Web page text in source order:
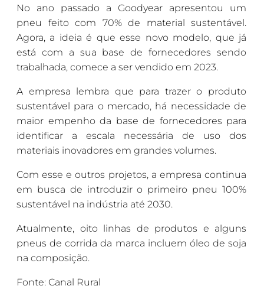
No ano passado a Goodyear apresentou um
pneu feito com 70% de material sustentável.
Agora, a ideia é que esse novo modelo, que já
está com a sua base de fornecedores sendo
trabalhada, comece a ser vendido em 2023.
A empresa lembra que para trazer o produto
sustentável para o mercado, há necessidade de
maior empenho da base de fornecedores para
identificar a escala necessária de uso dos
materiais inovadores em grandes volumes.
Com esse e outros projetos, a empresa continua
em busca de introduzir o primeiro pneu 100%
sustentável na indústria até 2030.
Atualmente, oito linhas de produtos e alguns
pneus de corrida da marca incluem óleo de soja
na composição.
Fonte: Canal Rural